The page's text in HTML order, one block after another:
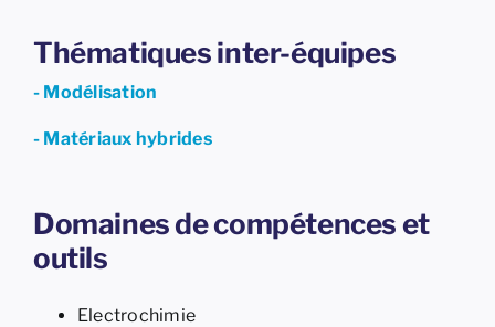
Thématiques inter-équipes
- Modélisation
- Matériaux hybrides
Domaines de compétences et
outils
Electrochimie